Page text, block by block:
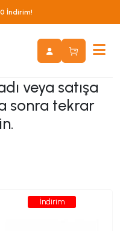
İndirim!
veya satışa
sonra tekrar
İndirim